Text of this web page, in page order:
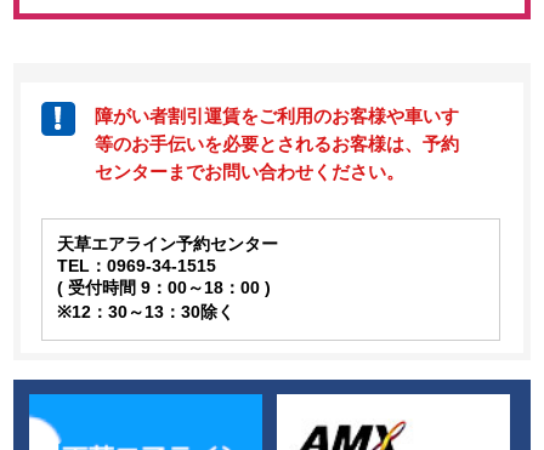
障がい者割引運賃をご利用のお客様や車いす
等のお手伝いを必要とされるお客様は、予約
センターまでお問い合わせください。
天草エアライン予約センター
TEL：0969-34-1515
( 受付時間 9：00～18：00 )
※12：30～13：30除く